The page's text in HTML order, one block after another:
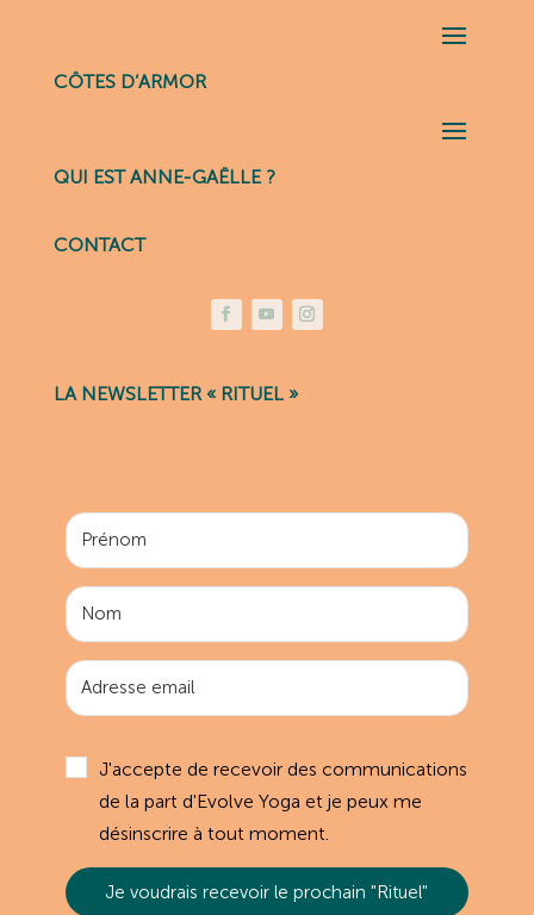
CÔTES D’ARMOR
QUI EST ANNE-GAËLLE ?
CONTACT
LA NEWSLETTER « RITUEL »
J'accepte de recevoir des communications
de la part d'Evolve Yoga et je peux me
désinscrire à tout moment.
Je voudrais recevoir le prochain "Rituel"